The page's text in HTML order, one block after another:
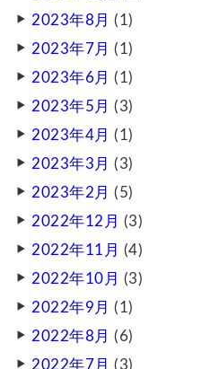
2023年8月 (1)
2023年7月 (1)
2023年6月 (1)
2023年5月 (3)
2023年4月 (1)
2023年3月 (3)
2023年2月 (5)
2022年12月 (3)
2022年11月 (4)
2022年10月 (3)
2022年9月 (1)
2022年8月 (6)
2022年7月 (3)